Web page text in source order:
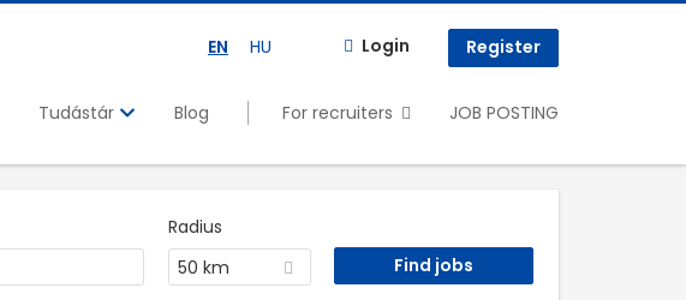
EN HU Login Register
Tudástár Blog For recruiters JOB POSTING
Radius
50 km